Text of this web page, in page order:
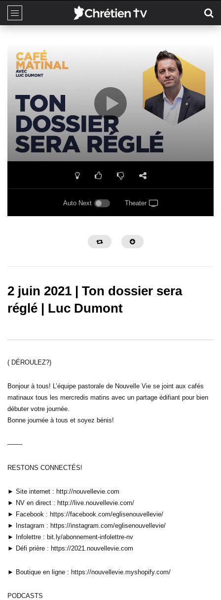
Auto Next Theater
détresse | Café Matinal avec Claude et
2 juin 2021 | Ton dossier sera
réglé | Luc Dumont
( DÉROULEZ?)
Bonjour à tous! L’équipe pastorale de Nouvelle Vie se joint aux cafés
matinaux tous les mercredis matins avec un partage édifiant pour bien
débuter votre journée.
Bonne journée à tous et soyez bénis!
——-
RESTONS CONNECTÉS!
► Site internet : http://nouvellevie.com
► NV en direct : http://live.nouvellevie.com/
► Facebook : https://facebook.com/eglisenouvellevie/
► Instagram : https://instagram.com/eglisenouvellevie/
► Infolettre : bit.ly/abonnement-infolettre-nv
► Défi prière : https://2021.nouvellevie.com
► Boutique en ligne : https://nouvellevie.myshopify.com/
PODCASTS